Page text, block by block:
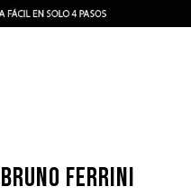
Bruno Ferrini